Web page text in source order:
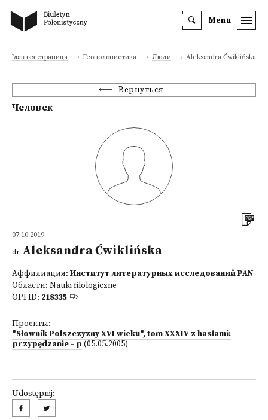
Menu
Главная страница Геополонистика Люди Aleksandra Ćwiklińska
Вернуться
Человек
07.10.2019
dr Aleksandra Ćwiklińska
Аффилиация: Институт литературных исследований PAN
Области: Nauki filologiczne
OPI ID: 218335
Проекты:
"Słownik Polszczyzny XVI wieku", tom XXXIV z hasłami:
przypędzanie - p (05.05.2005)
Udostępnij: